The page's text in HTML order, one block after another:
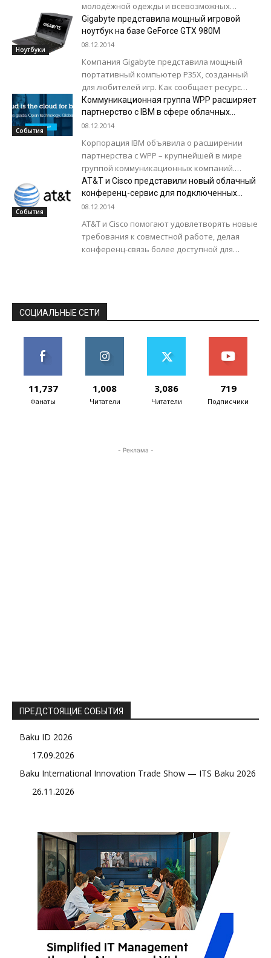
молодёжной одежды и всевозможных
аксессуаров вплоть до часов и парфюмерии,
решили приобщиться к мировой практике
использования...
Ноутбуки
Gigabyte представила мощный игровой
ноутбук на базе GeForce GTX 980M
08.12.2014
Компания Gigabyte представила мощный
портативный компьютер P35X, созданный
для любителей игр. Как сообщает ресурс
3DNews.ru, максимальная конфигурация
новинки предусматривает установку
четырёхъядерного процессора Intel Core...
События
Коммуникационная группа WPP расширяет
партнерство с IBM в сфере облачных
технологий
08.12.2014
Корпорация IBM объявила о расширении
партнерства с WPP – крупнейшей в мире
группой коммуникационных компаний.
Соглашение позволит WPP создавать новые
цифровые продукты и сервисы на...
События
AT&T и Cisco представили новый облачный
конференц-сервис для подключенных
устройств
08.12.2014
AT&T и Cisco помогают удовлетворять новые
требования к совместной работе, делая
конференц-связь более доступной для
СОЦИАЛЬНЫЕ СЕТИ
11,737
Фанаты
1,008
Читатели
3,086
Читатели
719
Подписчики
- Реклама -
ПРЕДСТОЯЩИЕ СОБЫТИЯ
Baku ID 2026
17.09.2026
Baku International Innovation Trade Show — ITS Baku 2026
26.11.2026